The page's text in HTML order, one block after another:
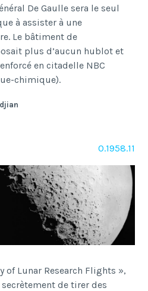
De Gaulle sera le seul
à assister à une
Le bâtiment de
plus d’aucun hublot et
en citadelle NBC
chimique).
O.1958.11
of Lunar Research Flights »,
secrètement de tirer des